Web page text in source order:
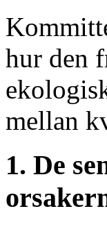
hur den
mellan
1. De